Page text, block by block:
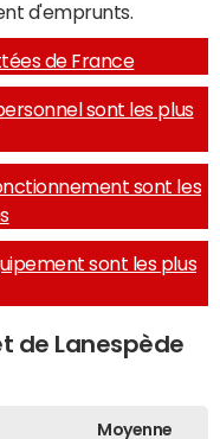
d'emprunts.
de France
sont les plus
sont les
sont les plus
de Lanespède
Moyenne